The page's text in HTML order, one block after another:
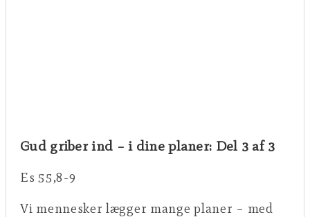
Gud griber ind – i dine planer: Del 3 af 3
Es 55,8-9
Vi mennesker lægger mange planer – med